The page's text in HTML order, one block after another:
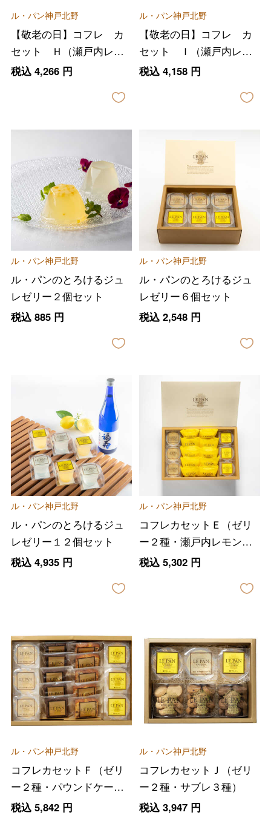
ル・パン神戸北野
【敬老の日】コフレ カ
セット Ｈ（瀬戸内レモ
ンケーキ、サブレ３種）
税込 4,266円
ル・パン神戸北野
【敬老の日】コフレ カ
セット Ｉ（瀬戸内レモ
ンケーキ、サブレ３種）
税込 4,158円
ル・パン神戸北野
ル・パンのとろけるジュ
レゼリー２個セット
税込 885円
ル・パン神戸北野
ル・パンのとろけるジュ
レゼリー６個セット
税込 2,548円
ル・パン神戸北野
ル・パンのとろけるジュ
レゼリー１２個セット
税込 4,935円
ル・パン神戸北野
コフレカセットＥ（ゼリ
ー２種・瀬戸内レモンケ
ーキ）
税込 5,302円
ル・パン神戸北野
コフレカセットＦ（ゼリ
ー２種・パウンドケーキ
２種）
税込 5,842円
ル・パン神戸北野
コフレカセットＪ（ゼリ
ー２種・サブレ３種）
税込 3,947円